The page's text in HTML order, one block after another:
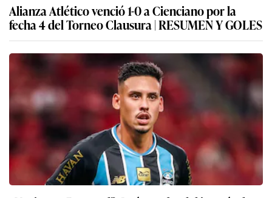
Alianza Atlético venció 1-0 a Cienciano por la
fecha 4 del Torneo Clausura | RESUMEN Y GOLES